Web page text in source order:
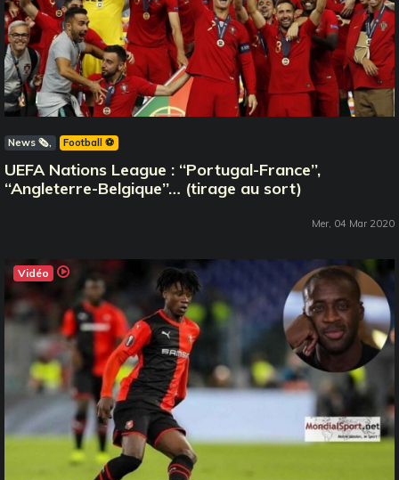
News 🗞️ Football ⚽️
UEFA Nations League : ‘‘Portugal-France’’,
‘‘Angleterre-Belgique’’… (tirage au sort)
Mer, 04 Mar 2020
Vidéo